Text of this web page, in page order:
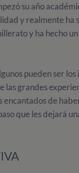
su año
y realmente
y ha hecho
pueden ser
las grandes
de
que les dejará